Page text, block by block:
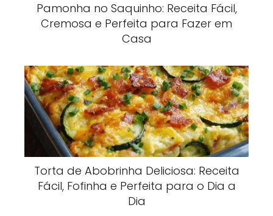
Pamonha no Saquinho: Receita Fácil,
Cremosa e Perfeita para Fazer em
Casa
Torta de Abobrinha Deliciosa: Receita
Fácil, Fofinha e Perfeita para o Dia a
Dia